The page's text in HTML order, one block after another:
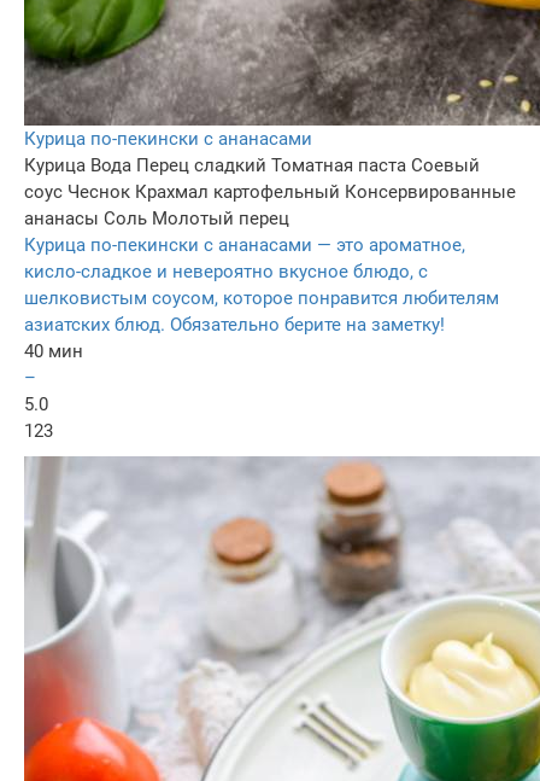
Курица по-пекински с ананасами
Курица Вода Перец сладкий Томатная паста Соевый
соус Чеснок Крахмал картофельный Консервированные
ананасы Соль Молотый перец
Курица по-пекински с ананасами — это ароматное,
кисло-сладкое и невероятно вкусное блюдо, с
шелковистым соусом, которое понравится любителям
азиатских блюд. Обязательно берите на заметку!
40 мин
–
5.0
123